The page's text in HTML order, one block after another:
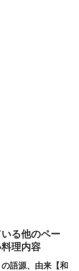
る他のペー
理内容
語源、由来【和